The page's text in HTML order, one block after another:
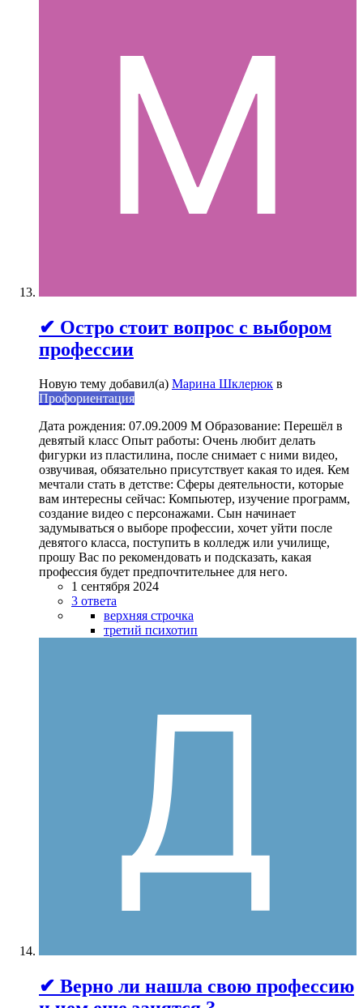
✔ Остро стоит вопрос с выбором
профессии
Новую тему добавил(а) Марина Шклерюк в
Профориентация
Дата рождения: 07.09.2009 М Образование: Перешёл в
девятый класс Опыт работы: Очень любит делать
фигурки из пластилина, после снимает с ними видео,
озвучивая, обязательно присутствует какая то идея. Кем
мечтали стать в детстве: Сферы деятельности, которые
вам интересны сейчас: Компьютер, изучение программ,
создание видео с персонажами. Сын начинает
задумываться о выборе профессии, хочет уйти после
девятого класса, поступить в колледж или училище,
прошу Вас по рекомендовать и подсказать, какая
профессия будет предпочтительнее для него.
1 сентября 2024
3 ответа
верхняя строчка
третий психотип
✔ Верно ли нашла свою профессию